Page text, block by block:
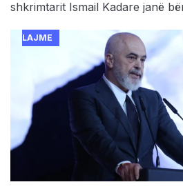
shkrimtarit Ismail Kadare janë
LAJME